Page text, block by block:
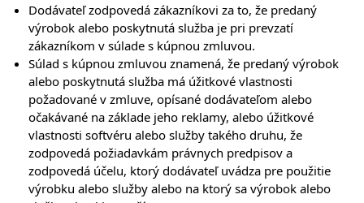
Dodávateľ zodpovedá zákazníkovi za to, že predaný
výrobok alebo poskytnutá služba je pri prevzatí
zákazníkom v súlade s kúpnou zmluvou.
Súlad s kúpnou zmluvou znamená, že predaný výrobok
alebo poskytnutá služba má úžitkové vlastnosti
požadované v zmluve, opísané dodávateľom alebo
očakávané na základe jeho reklamy, alebo úžitkové
vlastnosti softvéru alebo služby takého druhu, že
zodpovedá požiadavkám právnych predpisov a
zodpovedá účelu, ktorý dodávateľ uvádza pre použitie
výrobku alebo služby alebo na ktorý sa výrobok alebo